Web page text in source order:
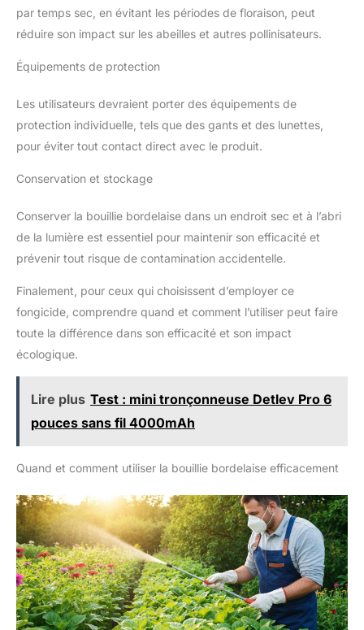
par temps sec, en évitant les périodes de floraison, peut
réduire son impact sur les abeilles et autres pollinisateurs.
Équipements de protection
Les utilisateurs devraient porter des équipements de
protection individuelle, tels que des gants et des lunettes,
pour éviter tout contact direct avec le produit.
Conservation et stockage
Conserver la bouillie bordelaise dans un endroit sec et à l’abri
de la lumière est essentiel pour maintenir son efficacité et
prévenir tout risque de contamination accidentelle.
Finalement, pour ceux qui choisissent d’employer ce
fongicide, comprendre quand et comment l’utiliser peut faire
toute la différence dans son efficacité et son impact
écologique.
Lire plus Test : mini tronçonneuse Detlev Pro 6
pouces sans fil 4000mAh
Quand et comment utiliser la bouillie bordelaise efficacement